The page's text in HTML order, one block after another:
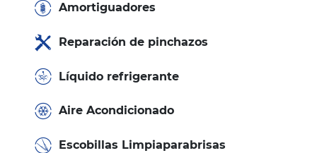
Amortiguadores
Reparación de pinchazos
Líquido refrigerante
Aire Acondicionado
Escobillas Limpiaparabrisas